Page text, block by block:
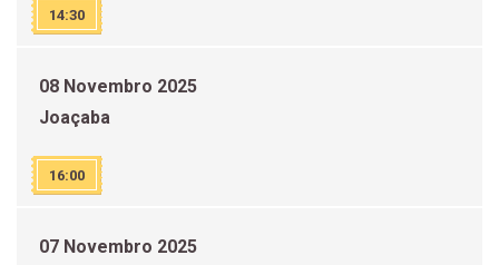
14:30
08 Novembro 2025
Joaçaba
16:00
07 Novembro 2025